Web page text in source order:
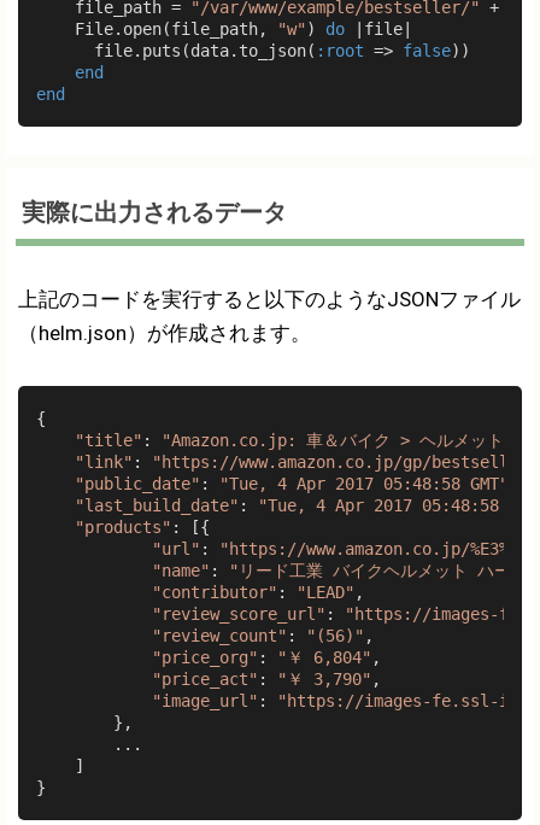
    file_path =
"/var/www/example/bestseller/"
+
    File.open(file_path,
"w" ) do
|file|
      file.puts(data.to_json(
:root => false))
end
end
実際に出力されるデータ
上記のコードを実行すると以下のようなJSONファイル
（helm.json）が作成されます。
{
"title" :
"Amazon.co.jp: 車＆バイク > ヘルメットのベ
"link" :
"https://www.amazon.co.jp/gp/bestsellers/
"public_date" : "Tue, 4 Apr 2017 05:48:58 GMT"
"last_build_date" :
"Tue, 4 Apr 2017 05:48:58
"products" : [{
"url" :
"https://www.amazon.co.jp/
"name" :
"リード工業 バイクヘルメット ハー
"contributor" : "LEAD" ,
"review_score_url" :
"https://images-
"review_count" : "(56)" ,
"price_org" : "￥ 6,804" ,
"price_act" : "￥ 3,790" ,
"image_url" :
"https://images-fe.ssl-
        },
        ...
    ]